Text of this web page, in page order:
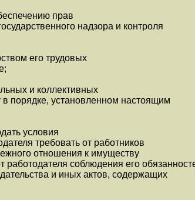
прав
надзора и контроля
его трудовых
и коллективных
в порядке, установленном настоящим
условия
требовать от работников
отношения к имуществу
работодателя соблюдения его
и иных актов, содержащих